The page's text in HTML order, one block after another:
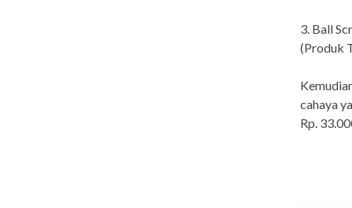
3. Ball
(Produk
cahaya
Rp.